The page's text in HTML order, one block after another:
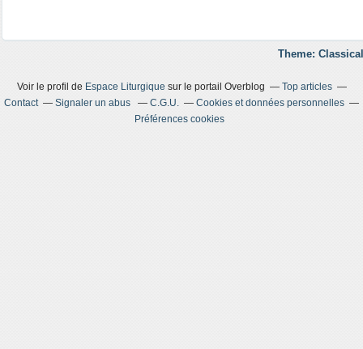
Theme:
Voir le profil de Espace Liturgiquesur le portail Overblog
Top articles
Contact
Signaler un abus C.G.U.
Cookies et données personnelles
Préférences cookies